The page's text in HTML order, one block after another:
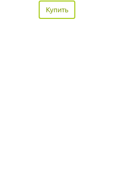
Купить